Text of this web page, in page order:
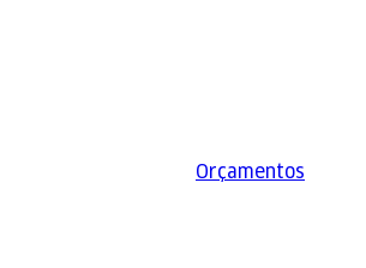
Orçamentos